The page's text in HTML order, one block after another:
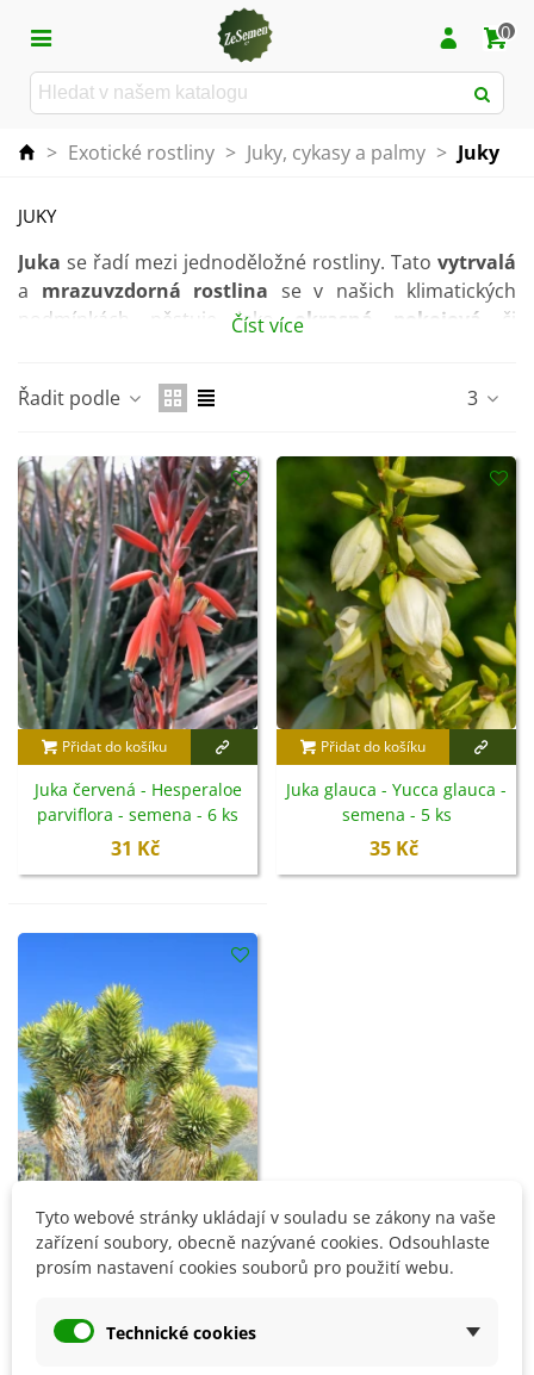
0
> Exotické rostliny > Juky, cykasy a palmy > Juky
JUKY
Juka se řadí mezi jednoděložné rostliny. Tato vytrvalá
a mrazuvzdorná rostlina se v našich klimatických
podmínkách pěstuje jakookrasná pokojová či
Rostlině se nejlépe daří na
světlém polostínu . V
umístímena chráněné místo před větremadeštěm.
Juka snáší spíše suchu, proto ji
nesmíme přelévat
Číst více
Řadit podle 3
Přidat do košíku
Juka červená - Hesperaloe
parviflora - semena - 6 ks
31 Kč
Přidat do košíku
Juka glauca - Yucca glauca -
semena - 5 ks
35 Kč
Přidat do košíku
Joshua tree - Juka
- semena - 6 ks
83 Kč
Tyto webové stránky ukládají v souladu se zákony na vaše
zařízení soubory, obecně nazývané cookies. Odsouhlaste
prosím nastavení cookies souborů pro použití webu.
Technické cookies